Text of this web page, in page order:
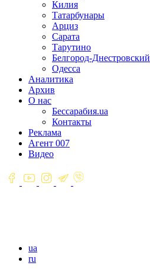
Килия
Татарбунары
Арциз
Сарата
Тарутино
Белгород-Днестровский
Одесса
Аналитика
Архив
О нас
Бессарабия.ua
Контакты
Реклама
Агент 007
Видео
ua
ru